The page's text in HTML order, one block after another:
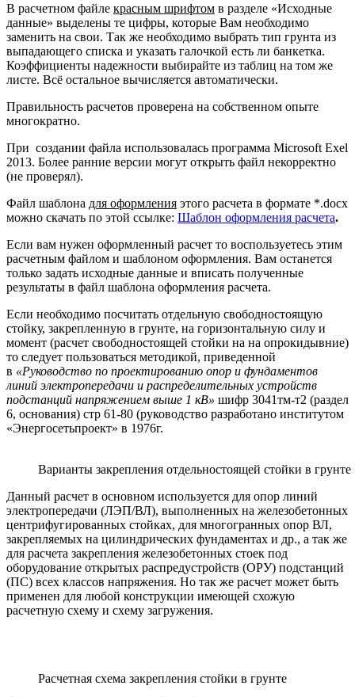
В расчетном файле красным шрифтом в разделе «Исходные
данные» выделены те цифры, которые Вам необходимо
заменить на свои. Так же необходимо выбрать тип грунта из
выпадающего списка и указать галочкой есть ли банкетка.
Коэффициенты надежности выбирайте из таблиц на том же
листе. Всё остальное вычисляется автоматически.
Правильность расчетов проверена на собственном опыте
многократно.
При создании файла использовалась программа Microsoft Exel
2013. Более ранние версии могут открыть файл некорректно
(не проверял).
Файл шаблона для оформления этого расчета в формате *.docx
можно скачать по этой ссылке: Шаблон оформления расчета.
Если вам нужен оформленный расчет то воспользуетесь этим
расчетным файлом и шаблоном оформления. Вам останется
только задать исходные данные и вписать полученные
результаты в файл шаблона оформления расчета.
Если необходимо посчитать отдельную свободностоящую
стойку, закрепленную в грунте, на горизонтальную силу и
момент (расчет свободностоящей стойки на на опрокидывние)
то следует пользоваться методикой, приведенной
в «Руководство по проектированию опор и фундаментов
линий электропередачи и распределительных устройств
подстанций напряжением выше 1 кВ» шифр 3041тм-т2 (раздел
6, основания) стр 61-80 (руководство разработано институтом
«Энергосетьпроект» в 1976г.
Варианты закрепления отдельностоящей стойки в грунте
Данный расчет в основном используется для опор линий
электропередачи (ЛЭП/ВЛ), выполненных на железобетонных
центрифугированных стойках, для многогранных опор ВЛ,
закрепляемых на цилиндрических фундаментах и др., а так же
для расчета закрепления железобетонных стоек под
оборудование открытых распредустройств (ОРУ) подстанций
(ПС) всех классов напряжения. Но так же расчет может быть
применен для любой конструкции имеющей схожую
расчетную схему и схему загружения.
Расчетная схема закрепления стойки в грунте